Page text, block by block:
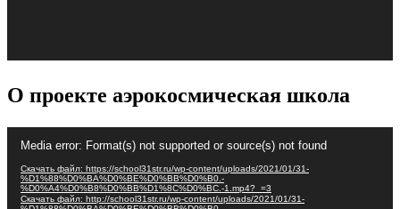
О проекте аэрокосмическая школа
Media error: Format(s) not supported or source(s) not found
Скачать файл: https://school31str.ru/wp-content/uploads/2021/01/31-
%D1%88%D0%BA%D0%BE%D0%BB%D0%B0.-
%D0%A4%D0%B8%D0%BB%D1%8C%D0%BC.-1.mp4?_=3
Скачать файл: http://school31str.ru/wp-content/uploads/2021/01/31-